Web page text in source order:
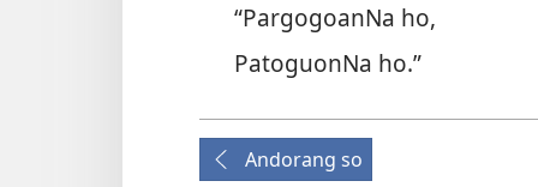
“PargogoanNa ho,
PatoguonNa ho.”
Andorang so